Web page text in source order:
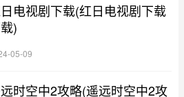
电视剧下载(红日电视剧下载
)
05-09
时空中2攻略(遥远时空中2攻